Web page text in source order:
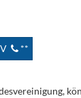
**